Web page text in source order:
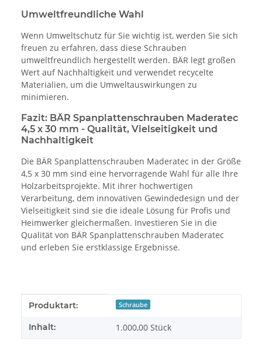
Umweltfreundliche Wahl
Wenn Umweltschutz für Sie wichtig ist, werden Sie sich
freuen zu erfahren, dass diese Schrauben
umweltfreundlich hergestellt werden. BÄR legt großen
Wert auf Nachhaltigkeit und verwendet recycelte
Materialien, um die Umweltauswirkungen zu
minimieren.
Fazit: BÄR Spanplattenschrauben Maderatec
4,5 x 30 mm - Qualität, Vielseitigkeit und
Nachhaltigkeit
Die BÄR Spanplattenschrauben Maderatec in der Größe
4,5 x 30 mm sind eine hervorragende Wahl für alle Ihre
Holzarbeitsprojekte. Mit ihrer hochwertigen
Verarbeitung, dem innovativen Gewindedesign und der
Vielseitigkeit sind sie die ideale Lösung für Profis und
Heimwerker gleichermaßen. Investieren Sie in die
Qualität von BÄR Spanplattenschrauben Maderatec
und erleben Sie erstklassige Ergebnisse.
Produkteigenschaft
Wert
Produktart: Schraube
Inhalt: 1.000,00 Stück